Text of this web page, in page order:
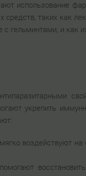
использование
таких как
гельминтами, и как
укрепить
воздействуют